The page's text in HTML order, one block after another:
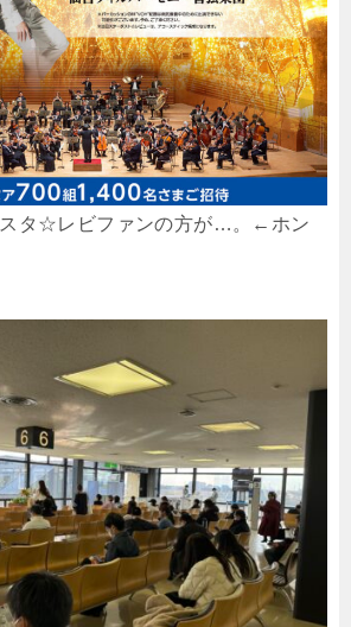
スタ☆レビファンの方が…。←ホン